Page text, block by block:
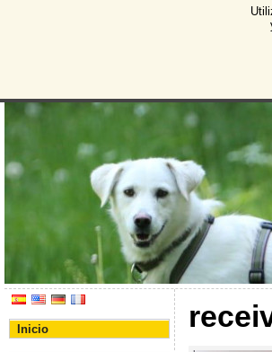
Protectora de
Asociación Protectora de
Inicio